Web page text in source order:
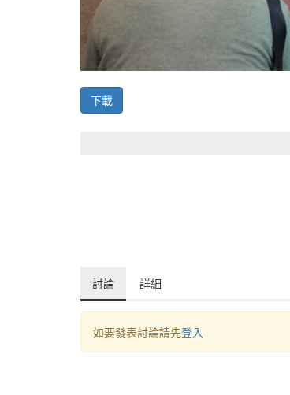
下載
討論 詳細
如要發表討論請先登入